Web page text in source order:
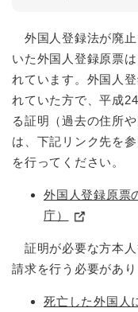
外国人登録法が廃止
いた外国人登録原票
れています。外国人
れていた方で、平成
る証明（過去の住所
は、下記リンク先を
を行ってください。
外国人登録原票
庁）
証明が必要な方本人
請求を行う必要があり
死亡した外国人